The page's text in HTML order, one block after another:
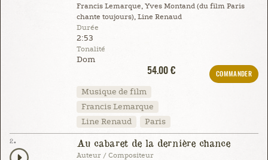
Francis Lemarque, Yves Montand (du film Paris
chante toujours), Line Renaud
Durée
2:53
Tonalité
Dom
54.00 €
COMMANDER
Musique de film
Francis Lemarque
Line Renaud
Paris
2. Au cabaret de la dernière chance
Auteur / Compositeur